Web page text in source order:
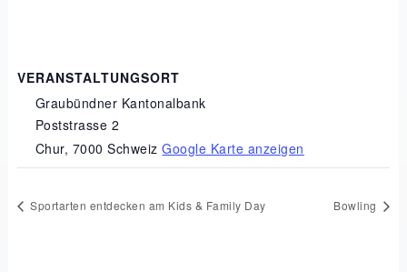
VERANSTALTUNGSORT
Graubündner Kantonalbank
Poststrasse 2
Chur, 7000 Schweiz Google Karte anzeigen
Sportarten entdecken am Kids & Family Day Bowling